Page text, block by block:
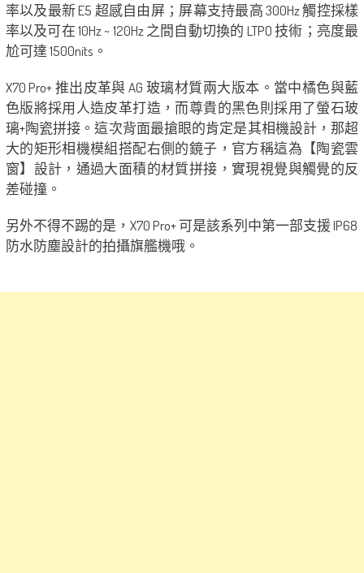
率以及最新 E5 超感自由屏；屏幕支持最高 300Hz 觸控採樣
率以及可在 10Hz ~ 120Hz 之間自動切換的 LTPO 技術；亮度最
尬可達 1500nits。
X70 Pro+ 推出皮革與 AG 玻璃材質兩大版本。當中橘色與藍
色版將採用人造皮革打造，而尊貴的黑色則採用了螢石玻
璃+陶瓷拼接。這次背面最搶眼的肯定是其相機設計，那超
大的矩形相機模組搭配右側的鏡子，官方稱這為【陶瓷雲
窗】設計，通過大面積的材質拼接，實現視覺與觸覺的反
差碰撞。
另外不得不踢的是，X70 Pro+ 可是該系列中第一部支援 IP68
防水防塵設計的拍攝旗艦機哦。